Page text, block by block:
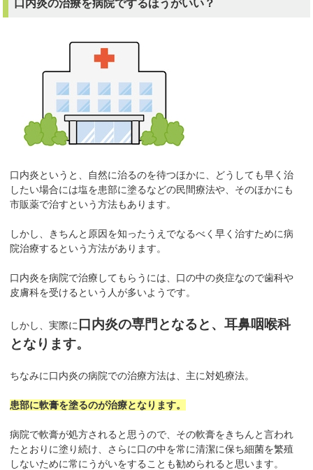
口内炎の治療を病院でするほうがいい？
口内炎というと、自然に治るのを待つほかに、どうしても早く治
したい場合には塩を患部に塗るなどの民間療法や、そのほかにも
市販薬で治すという方法もあります。
しかし、きちんと原因を知ったうえでなるべく早く治すために病
院治療するという方法があります。
口内炎を病院で治療してもらうには、口の中の炎症なので歯科や
皮膚科を受けるという人が多いようです。
しかし、実際に 口内炎の専門となると、耳鼻咽喉科
となります。
ちなみに口内炎の病院での治療方法は、主に対処療法。
患部に軟膏を塗るのが治療となります。
病院で軟膏が処方されると思うので、その軟膏をきちんと言われ
たとおりに塗り続け、さらに口の中を常に清潔に保ち細菌を繁殖
しないために常にうがいをすることも勧められると思います。